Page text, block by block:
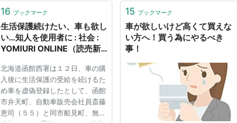
16 ブックマーク
生活保護続けたい、車も欲し
い…知人を使用者に : 社会 :
YOMIURI ONLINE（読売新
北海道函館西署は１２日、車の購
入後に生活保護の受給を続けるた
め車を虚偽登録したとして、函館
市弁天町、自動車販売会社員斎藤
恵司（５５）と同市船見町、無職
15 ブックマーク
車が欲しいけど高くて買えな
い方へ！買う為にやるべき
事！